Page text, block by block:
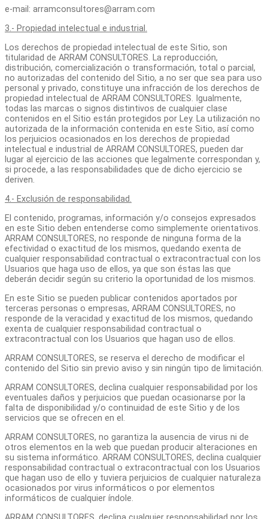
e-mail: arramconsultores@arram.com
3.- Propiedad intelectual e industrial.
Los derechos de propiedad intelectual de este Sitio, son
titularidad de ARRAM CONSULTORES. La reproducción,
distribución, comercialización o transformación, total o parcial,
no autorizadas del contenido del Sitio, a no ser que sea para uso
personal y privado, constituye una infracción de los derechos de
propiedad intelectual de ARRAM CONSULTORES. Igualmente,
todas las marcas o signos distintivos de cualquier clase
contenidos en el Sitio están protegidos por Ley. La utilización no
autorizada de la información contenida en este Sitio, así como
los perjuicios ocasionados en los derechos de propiedad
intelectual e industrial de ARRAM CONSULTORES, pueden dar
lugar al ejercicio de las acciones que legalmente correspondan y,
si procede, a las responsabilidades que de dicho ejercicio se
deriven.
4.- Exclusión de responsabilidad.
El contenido, programas, información y/o consejos expresados
en este Sitio deben entenderse como simplemente orientativos.
ARRAM CONSULTORES, no responde de ninguna forma de la
efectividad o exactitud de los mismos, quedando exenta de
cualquier responsabilidad contractual o extracontractual con los
Usuarios que haga uso de ellos, ya que son éstas las que
deberán decidir según su criterio la oportunidad de los mismos.
En este Sitio se pueden publicar contenidos aportados por
terceras personas o empresas, ARRAM CONSULTORES, no
responde de la veracidad y exactitud de los mismos, quedando
exenta de cualquier responsabilidad contractual o
extracontractual con los Usuarios que hagan uso de ellos.
ARRAM CONSULTORES, se reserva el derecho de modificar el
contenido del Sitio sin previo aviso y sin ningún tipo de limitación.
ARRAM CONSULTORES, declina cualquier responsabilidad por los
eventuales daños y perjuicios que puedan ocasionarse por la
falta de disponibilidad y/o continuidad de este Sitio y de los
servicios que se ofrecen en el.
ARRAM CONSULTORES, no garantiza la ausencia de virus ni de
otros elementos en la web que puedan producir alteraciones en
su sistema informático. ARRAM CONSULTORES, declina cualquier
responsabilidad contractual o extracontractual con los Usuarios
que hagan uso de ello y tuviera perjuicios de cualquier naturaleza
ocasionados por virus informáticos o por elementos
informáticos de cualquier índole.